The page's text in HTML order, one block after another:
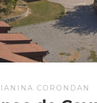
CORONDAN